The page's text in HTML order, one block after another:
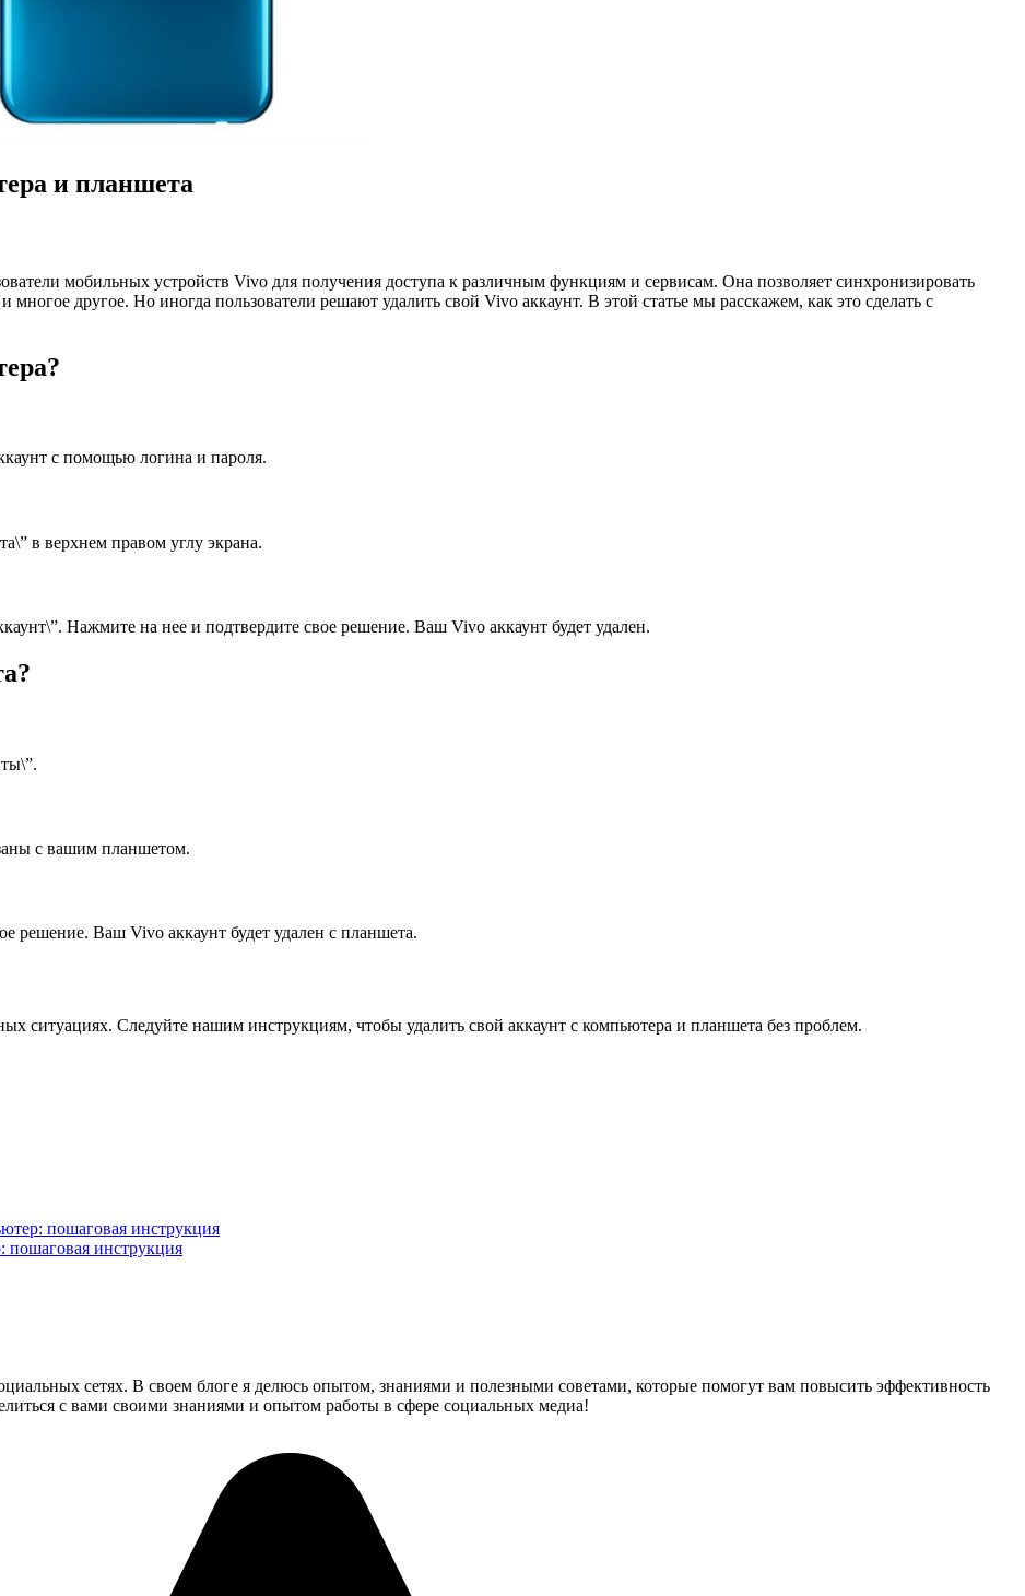
и планшета
мобильных устройств Vivo для получения доступа к различным функциям и сервисам. Она позволяет синхронизировать
другое. Но иногда пользователи решают удалить свой Vivo аккаунт. В этой статье мы расскажем, как это сделать с
с помощью логина и пароля.
в верхнем правом углу экрана.
Нажмите на нее и подтвердите свое решение. Ваш Vivo аккаунт будет удален.
с вашим планшетом.
решение. Ваш Vivo аккаунт будет удален с планшета.
ситуациях. Следуйте нашим инструкциям, чтобы удалить свой аккаунт с компьютера и планшета без проблем.
пошаговая инструкция
пошаговая инструкция
сетях. В своем блоге я делюсь опытом, знаниями и полезными советами, которые помогут вам повысить эффективность
с вами своими знаниями и опытом работы в сфере социальных медиа!